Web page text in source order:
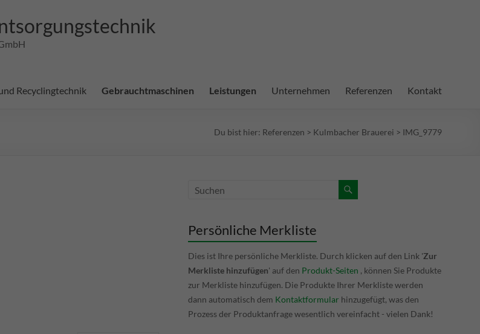
Recyclingtechnik Gebrauchtmaschinen Leistungen Unternehmen Referenzen Kontakt
Du bist hier: Referenzen > Kulmbacher Brauerei > IMG_9779
Persönliche Merkliste
Dies ist Ihre persönliche Merkliste. Durch klicken auf den Link 'Zur
Merkliste hinzufügen' auf den Produkt-Seiten , können Sie Produkte
zur Merkliste hinzufügen. Die Produkte Ihrer Merkliste werden
dann automatisch dem Kontaktformular hinzugefügt, was den
Prozess der Produktanfrage wesentlich vereinfacht - vielen Dank!